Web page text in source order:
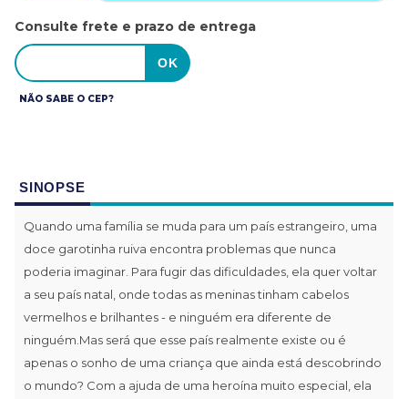
Consulte frete e prazo de entrega
NÃO SABE O CEP?
SINOPSE
Quando uma família se muda para um país estrangeiro, uma
doce garotinha ruiva encontra problemas que nunca
poderia imaginar. Para fugir das dificuldades, ela quer voltar
a seu país natal, onde todas as meninas tinham cabelos
vermelhos e brilhantes - e ninguém era diferente de
ninguém.Mas será que esse país realmente existe ou é
apenas o sonho de uma criança que ainda está descobrindo
o mundo? Com a ajuda de uma heroína muito especial, ela